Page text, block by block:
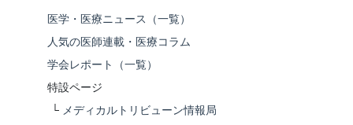
医学・医療ニュース（一覧）
人気の医師連載・医療コラム
学会レポート（一覧）
特設ページ
└ メディカルトリビューン情報局